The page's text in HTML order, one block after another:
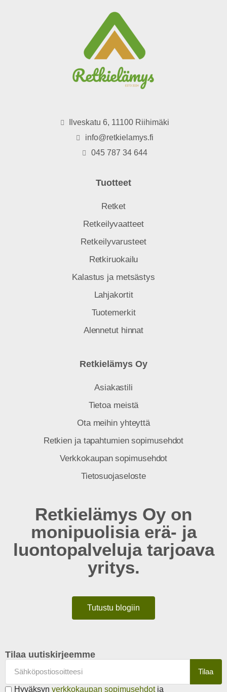
Ilveskatu 6, 11100 Riihimäki
info@retkielamys.fi
045 787 34 644
Tuotteet
Retket
Retkeilyvaatteet
Retkeilyvarusteet
Retkiruokailu
Kalastus ja metsästys
Lahjakortit
Tuotemerkit
Alennetut hinnat
Retkielämys Oy
Asiakastili
Tietoa meistä
Ota meihin yhteyttä
Retkien ja tapahtumien sopimusehdot
Verkkokaupan sopimusehdot
Tietosuojaseloste
Retkielämys Oy on
monipuolisia erä- ja
luontopalveluja tarjoava
yritys.
Tutustu blogiin
Tilaa uutiskirjeemme
Tilaa
Hyväksyn verkkokaupan sopimusehdotja